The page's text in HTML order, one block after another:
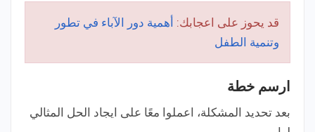
قد يحوز على اعجابك: أهمية دور الآباء في تطور
وتنمية الطفل
ارسم خطة
بعد تحديد المشكلة، اعملوا معًا على ايجاد الحل المثالي